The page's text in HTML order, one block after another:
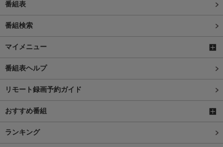
番組表
番組検索
マイメニュー
番組表ヘルプ
リモート録画予約ガイド
おすすめ番組
ランキング